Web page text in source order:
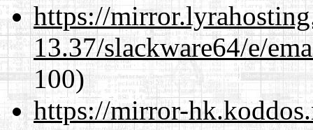
https://
13.37/slackware64/e/
100)
https://mirror-